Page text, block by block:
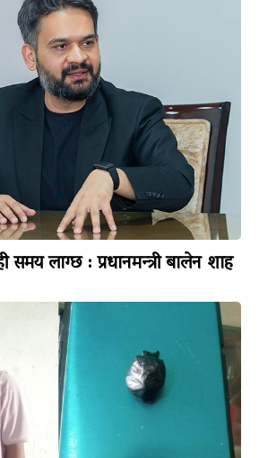
लाग्छ : प्रधानमन्त्री बालेन शाह